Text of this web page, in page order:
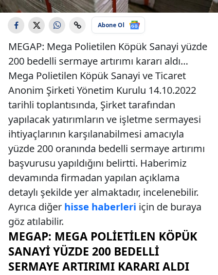
Abone Ol
MEGAP: Mega Polietilen Köpük Sanayi yüzde
200 bedelli sermaye artırımı kararı aldı…
Mega Polietilen Köpük Sanayi ve Ticaret
Anonim Şirketi Yönetim Kurulu 14.10.2022
tarihli toplantısında, Şirket tarafından
yapılacak yatırımların ve işletme sermayesi
ihtiyaçlarının karşılanabilmesi amacıyla
yüzde 200 oranında bedelli sermaye artırımı
başvurusu yapıldığını belirtti. Haberimiz
devamında firmadan yapılan açıklama
detaylı şekilde yer almaktadır, incelenebilir.
Ayrıca diğer hisse haberleri için de buraya
göz atılabilir.
MEGAP: MEGA POLIETILEN KÖPÜK
SANAYI YÜZDE 200 BEDELLI
SERMAYE ARTIRIMI KARARI ALDI